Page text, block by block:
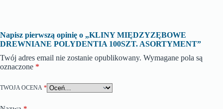
Napisz pierwszą opinię o „KLINY MIĘDZYZĘBOWE
DREWNIANE POLYDENTIA 100SZT. ASORTYMENT”
Twój adres email nie zostanie opublikowany. Wymagane pola są
oznaczone *
TWOJA OCENA *